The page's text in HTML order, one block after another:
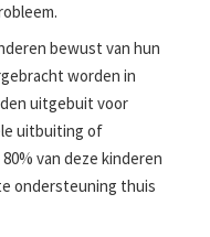
bewust van hun
worden in
uitgebuit voor
uitbuiting of
van deze kinderen
ondersteuning thuis